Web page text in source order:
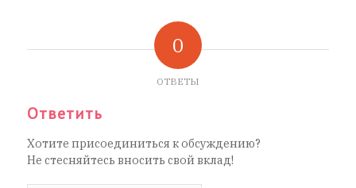
0
ОТВЕТЫ
Ответить
Хотите присоединиться к обсуждению?
Не стесняйтесь вносить свой вклад!